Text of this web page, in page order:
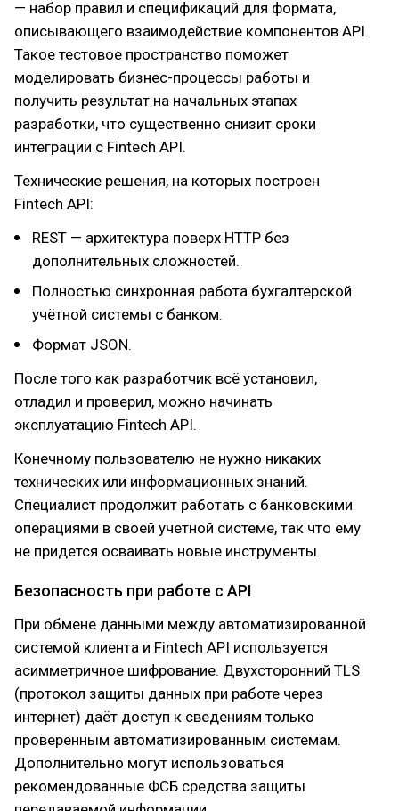
— набор правил и спецификаций для формата,
описывающего взаимодействие компонентов API.
Такое тестовое пространство поможет
моделировать бизнес-процессы работы и
получить результат на начальных этапах
разработки, что существенно снизит сроки
интеграции с Fintech API.
Технические решения, на которых построен
Fintech API:
REST — архитектура поверх HTTP без
дополнительных сложностей.
Полностью синхронная работа бухгалтерской
учётной системы с банком.
Формат JSON.
После того как разработчик всё установил,
отладил и проверил, можно начинать
эксплуатацию Fintech API.
Конечному пользователю не нужно никаких
технических или информационных знаний.
Специалист продолжит работать с банковскими
операциями в своей учетной системе, так что ему
не придется осваивать новые инструменты.
Безопасность при работе с API
При обмене данными между автоматизированной
системой клиента и Fintech API используется
асимметричное шифрование. Двухсторонний TLS
(протокол защиты данных при работе через
интернет) даёт доступ к сведениям только
проверенным автоматизированным системам.
Дополнительно могут использоваться
рекомендованные ФСБ средства защиты